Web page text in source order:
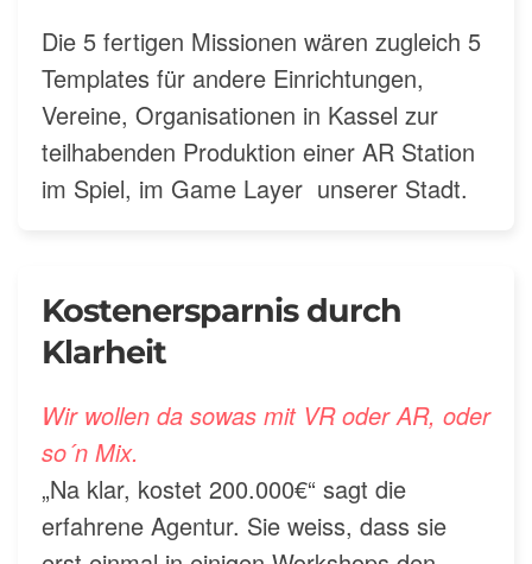
Die 5 fertigen Missionen wären zugleich 5
Templates für andere Einrichtungen,
Vereine, Organisationen in Kassel zur
teilhabenden Produktion einer AR Station
im Spiel, im Game Layer unserer Stadt.
Kostenersparnis durch
Klarheit
Wir wollen da sowas mit VR oder AR, oder
so´n Mix.
„Na klar, kostet 200.000€“ sagt die
erfahrene Agentur. Sie weiss, dass sie